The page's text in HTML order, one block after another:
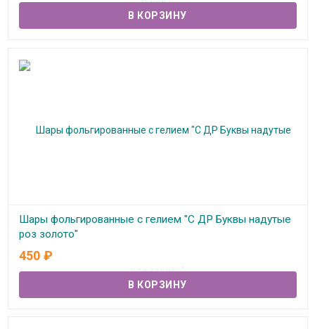
Шары фольгированные с гелием "С ДР Буквы надутые
роз золото"
В наличии
450 ₽